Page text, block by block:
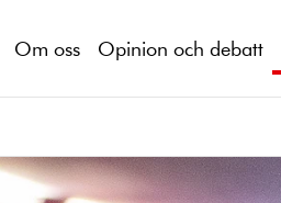
Om oss Opinion och debatt